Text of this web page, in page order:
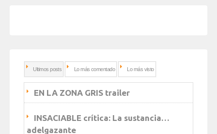
Ultimos posts Lo más comentado Lo más visto
EN LA ZONA GRIS trailer
INSACIABLE crítica: La sustancia…
adelgazante